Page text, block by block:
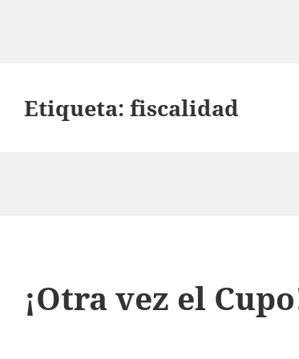
Etiqueta:fiscalidad
¡Otra vez el